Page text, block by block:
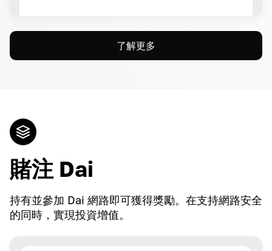
了解更多
賭注 Dai
持有並參加 Dai 網路即可獲得獎勵。在支持網路安全
的同時，實現投資增值。